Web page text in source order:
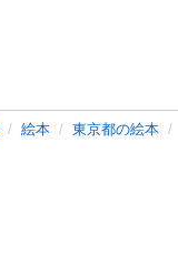
絵本 東京都の絵本